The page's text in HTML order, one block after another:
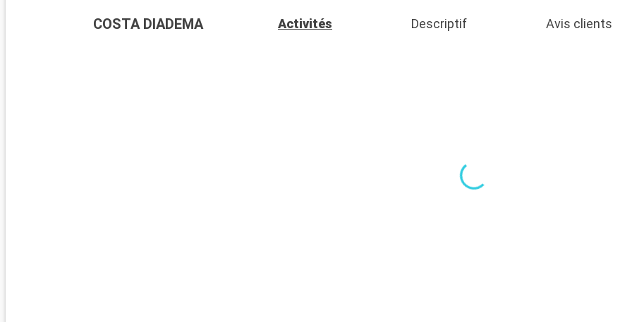
COSTA DIADEMA Activités Descriptif Avis clients